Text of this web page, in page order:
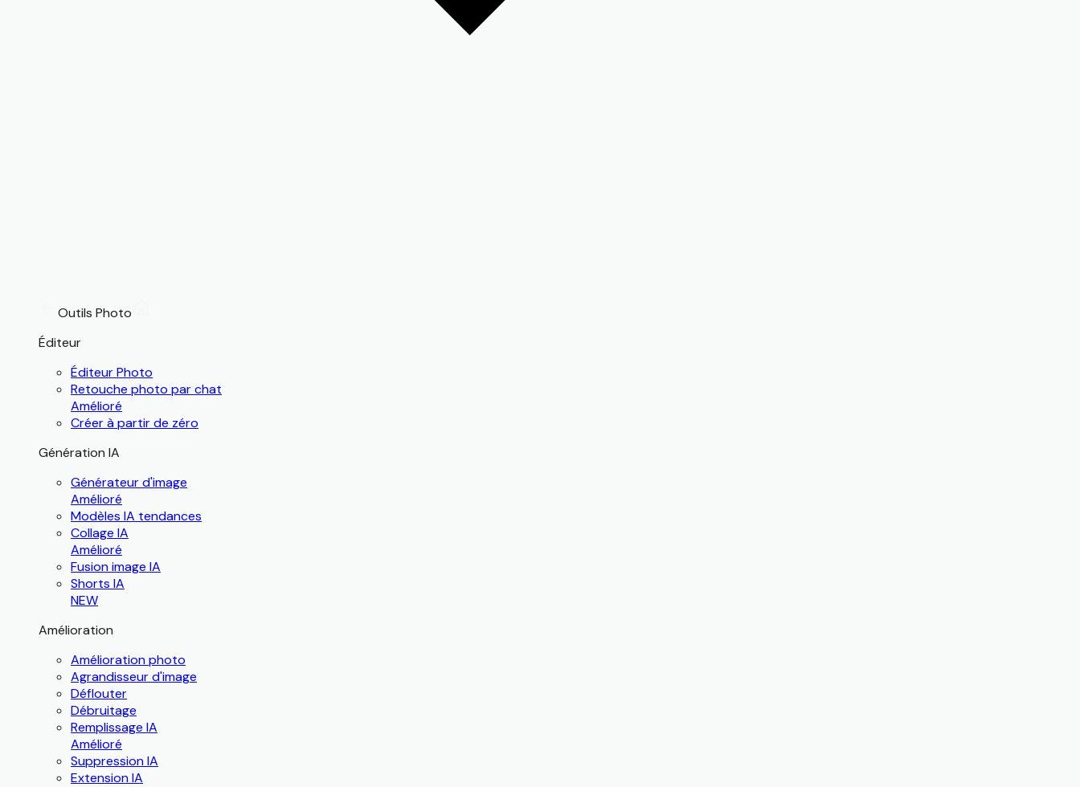
Outils Photo
Éditeur
Éditeur Photo
Retouche photo par chat
Amélioré
Créer à partir de zéro
Génération IA
Générateur d'image
Amélioré
Modèles IA tendances
Collage IA
Amélioré
Fusion image IA
Shorts IA
NEW
Amélioration
Amélioration photo
Agrandisseur d'image
Déflouter
Débruitage
Remplissage IA
Amélioré
Suppression IA
Extension IA